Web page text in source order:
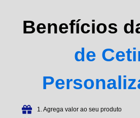
Benefícios
de
1. Agrega valor ao seu produto